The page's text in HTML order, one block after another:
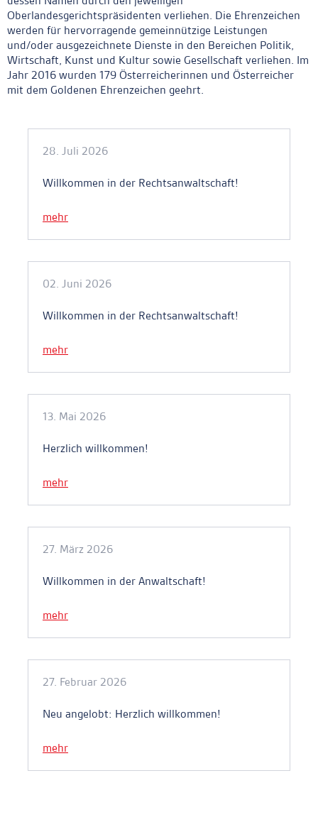
Oberlandesgerichtspräsidenten verliehen. Die Ehrenzeichen
werden für hervorragende gemeinnützige Leistungen
und/oder ausgezeichnete Dienste in den Bereichen Politik,
Wirtschaft, Kunst und Kultur sowie Gesellschaft verliehen. Im
Jahr 2016 wurden 179 Österreicherinnen und Österreicher
mit dem Goldenen Ehrenzeichen geehrt.
28. Juli 2026
Willkommen in der Rechtsanwaltschaft!
mehr
02. Juni 2026
Willkommen in der Rechtsanwaltschaft!
mehr
13. Mai 2026
Herzlich willkommen!
mehr
27. März 2026
Willkommen in der Anwaltschaft!
mehr
27. Februar 2026
Neu angelobt: Herzlich willkommen!
mehr